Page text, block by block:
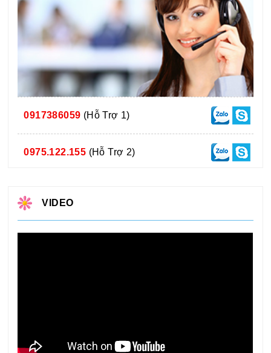
0917386059 (Hỗ Trợ 1)
0975.122.155 (Hỗ Trợ 2)
VIDEO